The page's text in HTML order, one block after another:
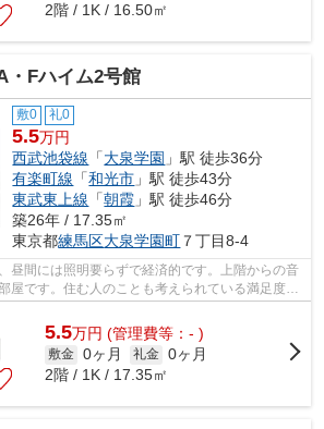
2階 / 1K / 16.50㎡
・Fハイム2号館
敷0 礼0
5.5万円
西武池袋線 「大泉学園 」駅 徒歩36分
有楽町線 「和光市 」駅 徒歩43分
東武東上線 「朝霞 」駅 徒歩46分
築26年 / 17.35㎡
東京都練馬区大泉学園町 ７丁目8-4
昼間には照明要らずで経済的です。上階からの音
屋です。住む人のことも考えられている満足度の
便性の高い...
5.5万円 (管理費等：- )
敷金 0ヶ月 礼金 0ヶ月
2階 / 1K / 17.35㎡